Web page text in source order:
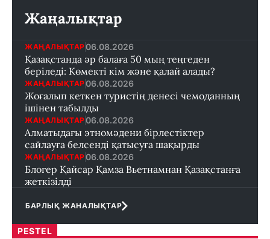
Жаңалықтар
ЖАҢАЛЫҚТАР 06.08.2026
Қазақстанда әр балаға 50 мың теңгеден
беріледі: Көмекті кім және қалай алады?
ЖАҢАЛЫҚТАР 06.08.2026
Жоғалып кеткен туристің денесі чемоданның
ішінен табылды
ЖАҢАЛЫҚТАР 06.08.2026
Алматыдағы этномәдени бірлестіктер
сайлауға белсенді қатысуға шақырды
ЖАҢАЛЫҚТАР 06.08.2026
Блогер Қайсар Қамза Вьетнамнан Қазақстанға
жеткізілді
БАРЛЫҚ ЖАНАЛЫҚТАР
PESTEL